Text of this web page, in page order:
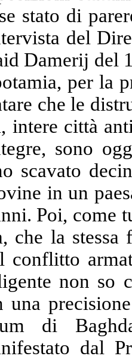
stato di
del
Damerij del
per la
che le
intere città
sono
scavato
in un
Poi, come
che la
non so
una
di
dal